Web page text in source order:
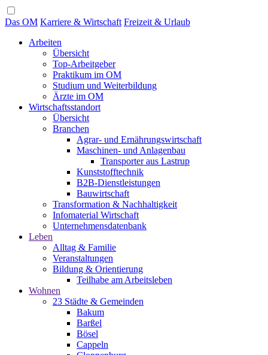
Das OM Karriere & Wirtschaft Freizeit & Urlaub
Arbeiten
Übersicht
Top-Arbeitgeber
Praktikum im OM
Studium und Weiterbildung
Ärzte im OM
Wirtschaftsstandort
Übersicht
Branchen
Agrar- und Ernährungswirtschaft
Maschinen- und Anlagenbau
Transporter aus Lastrup
Kunststofftechnik
B2B-Dienstleistungen
Bauwirtschaft
Transformation & Nachhaltigkeit
Infomaterial Wirtschaft
Unternehmensdatenbank
Leben
Alltag & Familie
Veranstaltungen
Bildung & Orientierung
Teilhabe am Arbeitsleben
Wohnen
23 Städte & Gemeinden
Bakum
Barßel
Bösel
Cappeln